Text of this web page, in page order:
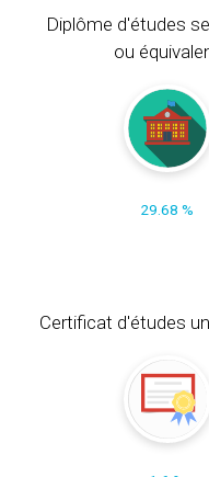
Diplôme d'études
ou
29.68 %
Certificat d'études